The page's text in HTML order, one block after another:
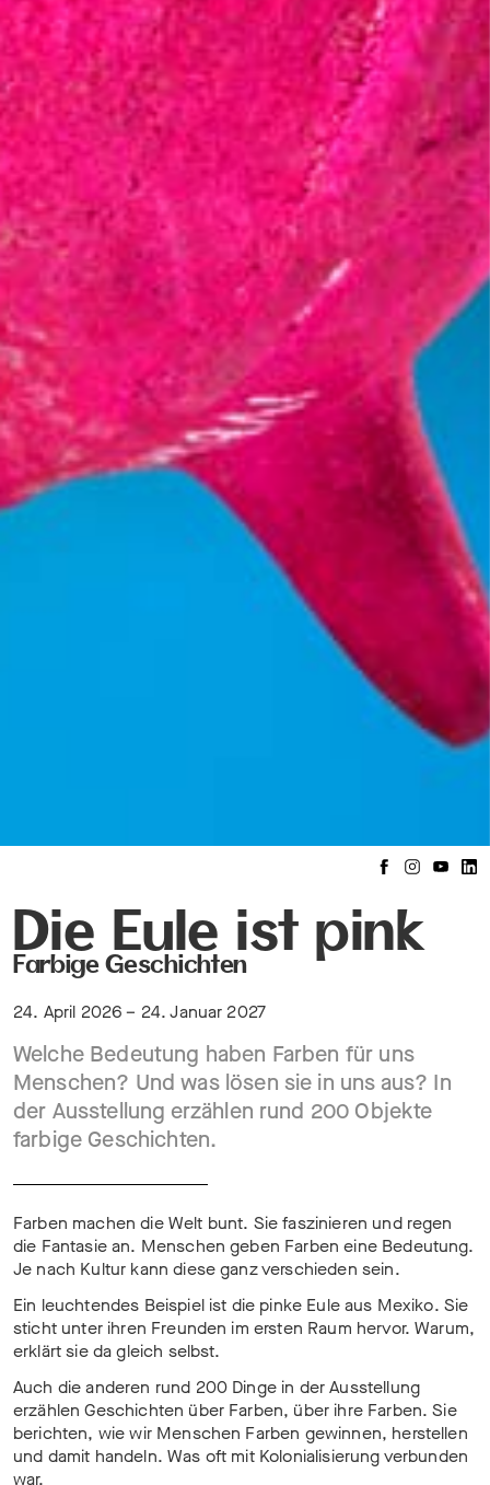
Die Eule ist pink
Farbige Geschichten
24. April 2026 – 24. Januar 2027
Welche Bedeutung haben Farben für uns
Menschen? Und was lösen sie in uns aus? In
der Ausstellung erzählen rund 200 Objekte
farbige Geschichten.
Farben machen die Welt bunt. Sie faszinieren und regen
die Fantasie an. Menschen geben Farben eine Bedeutung.
Je nach Kultur kann diese ganz verschieden sein.
Ein leuchtendes Beispiel ist die pinke Eule aus Mexiko. Sie
sticht unter ihren Freunden im ersten Raum hervor. Warum,
erklärt sie da gleich selbst.
Auch die anderen rund 200 Dinge in der Ausstellung
erzählen Geschichten über Farben, über ihre Farben. Sie
berichten, wie wir Menschen Farben gewinnen, herstellen
und damit handeln. Was oft mit Kolonialisierung verbunden
war.